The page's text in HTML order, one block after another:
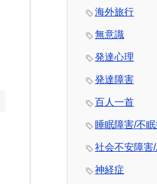
海外旅行
無意識
発達心理
発達障害
百人一首
睡眠障害/不
社会不安障害
神経症